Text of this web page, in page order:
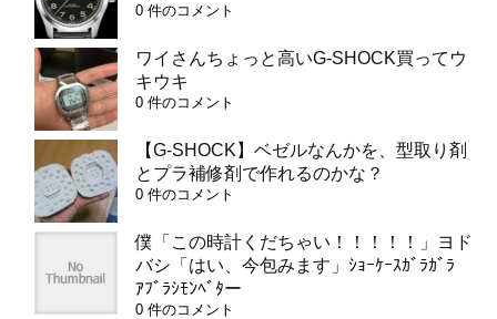
0 件のコメント
ワイさんちょっと高いG-SHOCK買ってウ
キウキ
0 件のコメント
【G-SHOCK】ベゼルなんかを、型取り剤
とプラ補修剤で作れるのかな？
0 件のコメント
僕「この時計くだちゃい！！！！！」ヨド
バシ「はい、今包みます」ｼｮｰｹｰｽｶﾞﾗｶﾞﾗ
ｱﾌﾞﾗｼﾓﾝﾍﾞﾀー
0 件のコメント